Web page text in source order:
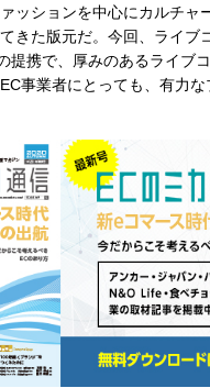
ッションを中心にカルチャ
きた版元だ。今回、ライブ
提携で、厚みのあるライブ
事業者にとっても、有力